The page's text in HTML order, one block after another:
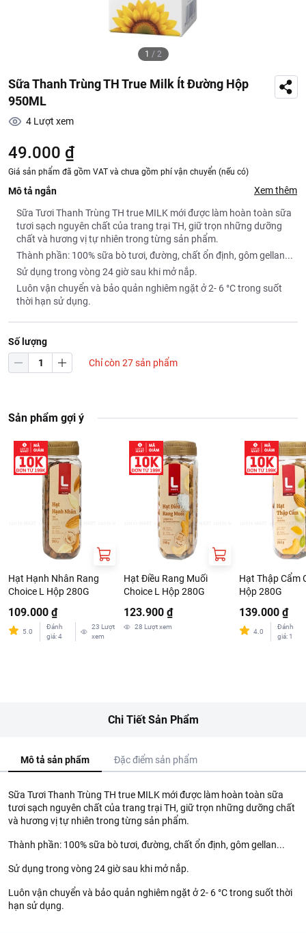
1 / 2
Sữa Thanh Trùng TH True Milk Ít Đường Hộp
950ML
4 Lượt xem
49.000 ₫
Giá sản phẩm đã gồm VAT và chưa gồm phí vận chuyển (nếu có)
Mô tả ngắn Xem thêm
Sữa Tươi Thanh Trùng TH true MILK mới được làm hoàn toàn sữa
tươi sạch nguyên chất của trang trại TH, giữ trọn những dưỡng
chất và hương vị tự nhiên trong từng sản phẩm.
Thành phần: 100% sữa bò tươi, đường, chất ổn định, gôm gellan...
Sử dụng trong vòng 24 giờ sau khi mở nắp.
Luôn vận chuyển và bảo quản nghiêm ngặt ở 2- 6 °C trong suốt
thời hạn sử dụng.
Số lượng
Chỉ còn 27 sản phẩm
Sản phẩm gợi ý
Hạt Hạnh Nhân Rang
Choice L Hộp 280G
109.000 ₫
5.0
Đánh
giá:4
23 Lượt
xem
Hạt Điều Rang Muối
Choice L Hộp 280G
123.900 ₫
28 Lượt xem
Hạt Thập Cẩm
Hộp 280G
139.000 ₫
4.0
Đánh
giá: 1
Chi Tiết Sản Phẩm
Mô tả sản phẩm Đặc điểm sản phẩm
Sữa Tươi Thanh Trùng TH true MILK mới được làm hoàn toàn sữa
tươi sạch nguyên chất của trang trại TH, giữ trọn những dưỡng chất
và hương vị tự nhiên trong từng sản phẩm.
Thành phần: 100% sữa bò tươi, đường, chất ổn định, gôm gellan...
Sử dụng trong vòng 24 giờ sau khi mở nắp.
Luôn vận chuyển và bảo quản nghiêm ngặt ở 2- 6 °C trong suốt thời
hạn sử dụng.